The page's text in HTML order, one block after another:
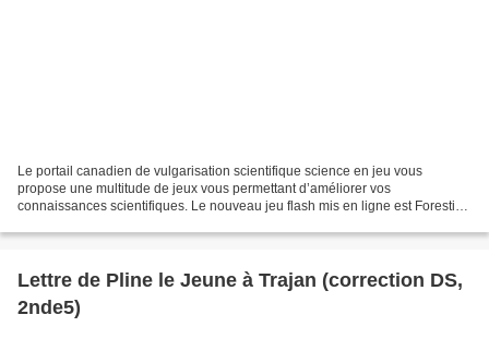
Le portail canadien de vulgarisation scientifique science en jeu vous
propose une multitude de jeux vous permettant d’améliorer vos
connaissances scientifiques. Le nouveau jeu flash mis en ligne est Forestia.
Lettre de Pline le Jeune à Trajan (correction DS,
2nde5)